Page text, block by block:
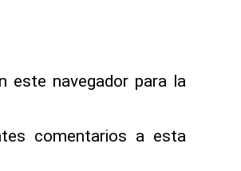
este navegador para la
comentarios a esta